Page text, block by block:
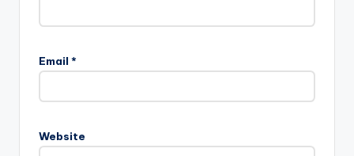
Email *
Website